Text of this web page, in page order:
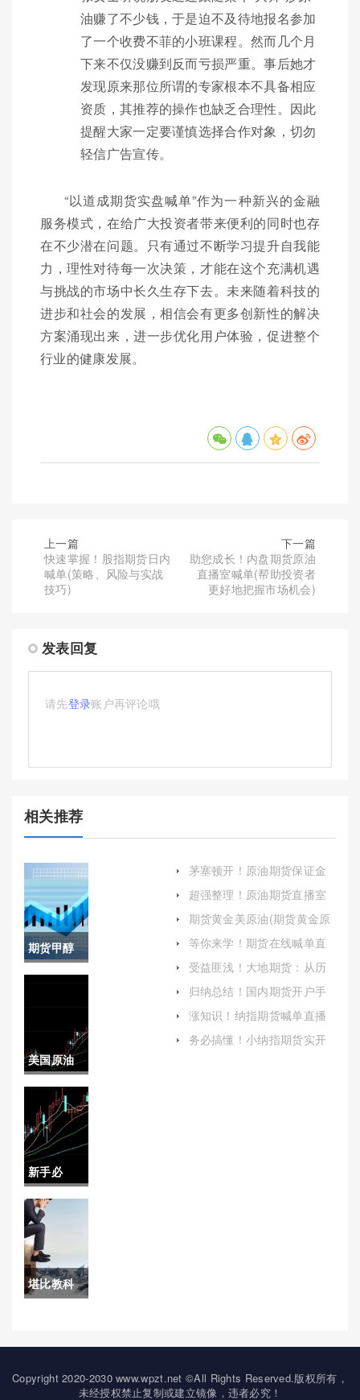
油赚了不少钱，于是迫不及待地报名参加
了一个收费不菲的小班课程。然而几个月
下来不仅没赚到反而亏损严重。事后她才
发现原来那位所谓的专家根本不具备相应
资质，其推荐的操作也缺乏合理性。因此
提醒大家一定要谨慎选择合作对象，切勿
轻信广告宣传。
“以道成期货实盘喊单”作为一种新兴的金融
服务模式，在给广大投资者带来便利的同时也存
在不少潜在问题。只有通过不断学习提升自我能
力，理性对待每一次决策，才能在这个充满机遇
与挑战的市场中长久生存下去。未来随着科技的
进步和社会的发展，相信会有更多创新性的解决
方案涌现出来，进一步优化用户体验，促进整个
行业的健康发展。
上一篇
快速掌握！股指期货日内
喊单(策略、风险与实战
技巧)
下一篇
助您成长！内盘期货原油
直播室喊单(帮助投资者
更好地把握市场机会)
发表回复
请先登录账户再评论哦
相关推荐
期货甲醇
ma205(期
原油有关
系吗)
美国原油
期货是每
月交割吗
(美国原油
期货开盘
时间)
新手必
备！想做
恒指期货
手续费
（了解并
标准至关
堪比教科
国际期货
开户（帮
茅塞顿开！原油期货保证金
油期货的保证金比例）
超强整理！原油期货直播室
室小白财经)
期货黄金美原油(期货黄金原
等你来学！期货在线喊单直
播室)
受益匪浅！大地期货：从历
归纳总结！国内期货开户手
能开户)
涨知识！纳指期货喊单直播
务必搞懂！小纳指期货实开
Copyright 2020-2030 www.wpzt.net ©All Rights Reserved.版权所有，
未经授权禁止复制或建立镜像，违者必究！